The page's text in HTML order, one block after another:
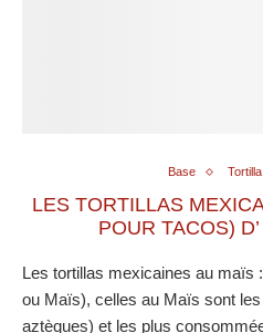
Base
LES TORTILLAS
POUR TACOS)
Les tortillas mexicaines au maïs
ou Maïs), celles au Maïs sont
aztèques) et les plus